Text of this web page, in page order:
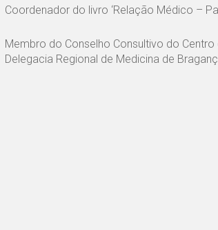
Coordenador do livro ‘Relação Médico –
Membro do Conselho Consultivo do
Delegacia Regional de Medicina de